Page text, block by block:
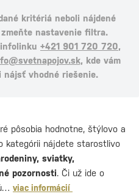
kritériá neboli nájdené
nastavenie filtra.
+421 901 720 720,
, kde vám
nájsť vhodné riešenie.
pôsobia hodnotne, štýlovo a
kategórii nájdete starostlivo
sviatky,
pozornosti. Či už ide o
viac informácií